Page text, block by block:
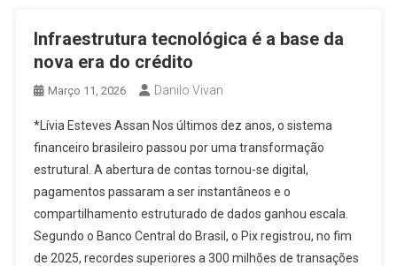
Infraestrutura tecnológica é a base da
nova era do crédito
Março 11, 2026 Danilo Vivan
*Lívia Esteves Assan Nos últimos dez anos, o sistema
financeiro brasileiro passou por uma transformação
estrutural. A abertura de contas tornou-se digital,
pagamentos passaram a ser instantâneos e o
compartilhamento estruturado de dados ganhou escala.
Segundo o Banco Central do Brasil, o Pix registrou, no fim
de 2025, recordes superiores a 300 milhões de transações